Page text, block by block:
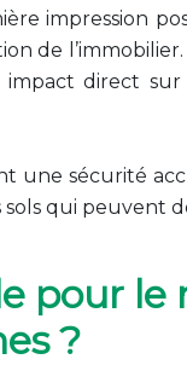
impression
de
direct
une sécurité
sols qui peuvent
pour le
?